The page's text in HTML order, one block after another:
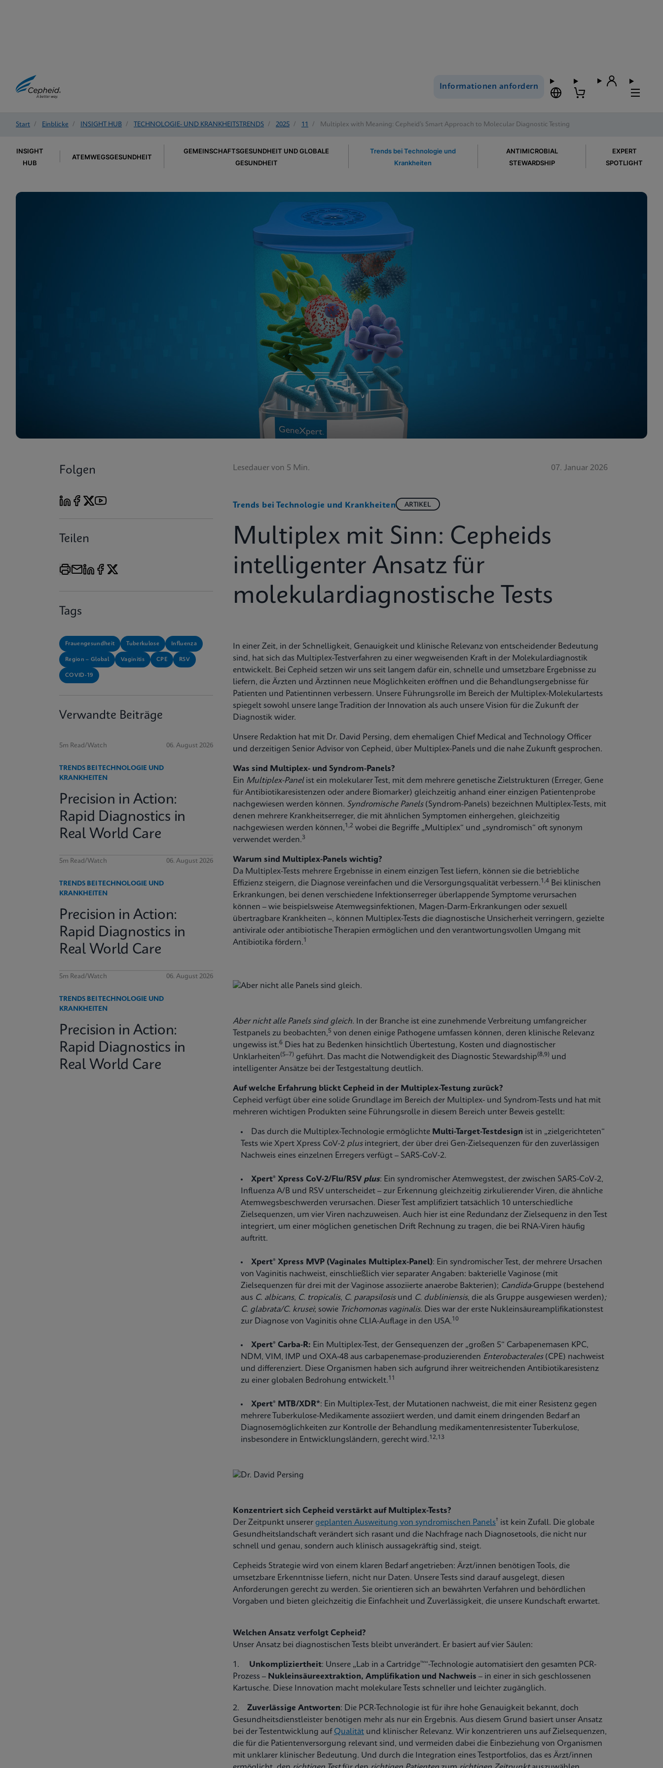
Informationen anfordern
Start / Einblicke / INSIGHT HUB / TECHNOLOGIE- UND KRANKHEITSTRENDS / 2025 / 11 / Multiplex with Meaning: Cepheid’s Smart Approach to Molecular Diagnostic Testing
INSIGHT
HUB
ATEMWEGSGESUNDHEIT
GEMEINSCHAFTSGESUNDHEIT UND GLOBALE
GESUNDHEIT
Trends bei Technologie und
Krankheiten
ANTIMICROBIAL
STEWARDSHIP
EXPERT
SPOTLIGHT
Folgen
Teilen
Tags
Frauengesundheit Tuberkulose Influenza
Region – Global Vaginitis CPE RSV
COVID-19
Verwandte Beiträge
5m Read/Watch 06. August 2026
TRENDS BEI TECHNOLOGIE UND
KRANKHEITEN
Precision in Action:
Rapid Diagnostics in
Real World Care
5m Read/Watch 06. August 2026
TRENDS BEI TECHNOLOGIE UND
KRANKHEITEN
Precision in Action:
Rapid Diagnostics in
Real World Care
5m Read/Watch 06. August 2026
TRENDS BEI TECHNOLOGIE UND
KRANKHEITEN
Precision in Action:
Rapid Diagnostics in
Real World Care
Lesedauer von 5 Min. 07. Januar 2026
Trends bei Technologie und Krankheiten ARTIKEL
Multiplex mit Sinn: Cepheids
intelligenter Ansatz für
molekulardiagnostische Tests
In einer Zeit, in der Schnelligkeit, Genauigkeit und klinische Relevanz von entscheidender Bedeutung
sind, hat sich das Multiplex-Testverfahren zu einer wegweisenden Kraft in der Molekulardiagnostik
entwickelt. Bei Cepheid setzen wir uns seit langem dafür ein, schnelle und umsetzbare Ergebnisse zu
liefern, die Ärzten und Ärztinnen neue Möglichkeiten eröffnen und die Behandlungsergebnisse für
Patienten und Patientinnen verbessern. Unsere Führungsrolle im Bereich der Multiplex-Molekulartests
spiegelt sowohl unsere lange Tradition der Innovation als auch unsere Vision für die Zukunft der
Diagnostik wider.
Unsere Redaktion hat mit Dr. David Persing, dem ehemaligen Chief Medical and Technology Officer
und derzeitigen Senior Advisor von Cepheid, über Multiplex-Panels und die nahe Zukunft gesprochen.
Was sind Multiplex- und Syndrom-Panels?
Ein Multiplex-Panelist ein molekularer Test, mit dem mehrere genetische Zielstrukturen (Erreger, Gene
für Antibiotikaresistenzen oder andere Biomarker) gleichzeitig anhand einer einzigen Patientenprobe
nachgewiesen werden können. Syndromische Panels(Syndrom-Panels) bezeichnen Multiplex-Tests, mit
denen mehrere Krankheitserreger, die mit ähnlichen Symptomen einhergehen, gleichzeitig
nachgewiesen werden können,1,2 wobei die Begriffe „Multiplex“ und „syndromisch“ oft synonym
verwendet werden.3
Warum sind Multiplex-Panels wichtig?
Da Multiplex-Tests mehrere Ergebnisse in einem einzigen Test liefern, können sie die betriebliche
Effizienz steigern, die Diagnose vereinfachen und die Versorgungsqualität verbessern.1,4 Bei klinischen
Erkrankungen, bei denen verschiedene Infektionserreger überlappende Symptome verursachen
können – wie beispielsweise Atemwegsinfektionen, Magen-Darm-Erkrankungen oder sexuell
übertragbare Krankheiten –, können Multiplex-Tests die diagnostische Unsicherheit verringern, gezielte
antivirale oder antibiotische Therapien ermöglichen und den verantwortungsvollen Umgang mit
Antibiotika fördern.1
Aber nicht alle Panels sind gleich. In der Branche ist eine zunehmende Verbreitung umfangreicher
Testpanels zu beobachten,5 von denen einige Pathogene umfassen können, deren klinische Relevanz
ungewiss ist.6 Dies hat zu Bedenken hinsichtlich Übertestung, Kosten und diagnostischer
Unklarheiten(5–7) geführt. Das macht die Notwendigkeit des Diagnostic Stewardship(8,9) und
intelligenter Ansätze bei der Testgestaltung deutlich.
Auf welche Erfahrung blickt Cepheid in der Multiplex-Testung zurück?
Cepheid verfügt über eine solide Grundlage im Bereich der Multiplex- und Syndrom-Tests und hat mit
mehreren wichtigen Produkten seine Führungsrolle in diesem Bereich unter Beweis gestellt:
Das durch die Multiplex-Technologie ermöglichte Multi-Target-Testdesign ist in „zielgerichteten“
Tests wie Xpert Xpress CoV-2 plusintegriert, der über drei Gen-Zielsequenzen für den zuverlässigen
Nachweis eines einzelnen Erregers verfügt – SARS-CoV-2.
Xpert® Xpress CoV-2/Flu/RSV plus: Ein syndromischer Atemwegstest, der zwischen SARS-CoV-2,
Influenza A/B und RSV unterscheidet – zur Erkennung gleichzeitig zirkulierender Viren, die ähnliche
Atemwegsbeschwerden verursachen. Dieser Test amplifiziert tatsächlich 10 unterschiedliche
Zielsequenzen, um vier Viren nachzuweisen. Auch hier ist eine Redundanz der Zielsequenz in den Test
integriert, um einer möglichen genetischen Drift Rechnung zu tragen, die bei RNA-Viren häufig
auftritt.
Xpert® Xpress MVP (Vaginales Multiplex-Panel): Ein syndromischer Test, der mehrere Ursachen
von Vaginitis nachweist, einschließlich vier separater Angaben: bakterielle Vaginose (mit
Zielsequenzen für drei mit der Vaginose assoziierte anaerobe Bakterien); Candida-Gruppe (bestehend
aus C. albicans, C. tropicalis, C. parapsilosisund C. dubliniensis, die als Gruppe ausgewiesen werden);
C. glabrata/C. krusei; sowie Trichomonas vaginalis. Dies war der erste Nukleinsäureamplifikationstest
zur Diagnose von Vaginitis ohne CLIA-Auflage in den USA.10
Xpert® Carba-R: Ein Multiplex-Test, der Gensequenzen der „großen 5“ Carbapenemasen KPC,
NDM, VIM, IMP und OXA-48 aus carbapenemase-produzierenden Enterobacterales(CPE) nachweist
und differenziert. Diese Organismen haben sich aufgrund ihrer weitreichenden Antibiotikaresistenz
zu einer globalen Bedrohung entwickelt.11
Xpert® MTB/XDR*: Ein Multiplex-Test, der Mutationen nachweist, die mit einer Resistenz gegen
mehrere Tuberkulose-Medikamente assoziiert werden, und damit einem dringenden Bedarf an
Diagnosemöglichkeiten zur Kontrolle der Behandlung medikamentenresistenter Tuberkulose,
insbesondere in Entwicklungsländern, gerecht wird.12,13
Konzentriert sich Cepheid verstärkt auf Multiplex-Tests?
Der Zeitpunkt unserer geplanten Ausweitung von syndromischen Panels† ist kein Zufall. Die globale
Gesundheitslandschaft verändert sich rasant und die Nachfrage nach Diagnosetools, die nicht nur
schnell und genau, sondern auch klinisch aussagekräftig sind, steigt.
Cepheids Strategie wird von einem klaren Bedarf angetrieben: Ärzt/innen benötigen Tools, die
umsetzbare Erkenntnisse liefern, nicht nur Daten. Unsere Tests sind darauf ausgelegt, diesen
Anforderungen gerecht zu werden. Sie orientieren sich an bewährten Verfahren und behördlichen
Vorgaben und bieten gleichzeitig die Einfachheit und Zuverlässigkeit, die unsere Kundschaft erwartet.
Welchen Ansatz verfolgt Cepheid?
Unser Ansatz bei diagnostischen Tests bleibt unverändert. Er basiert auf vier Säulen:
1. Unkompliziertheit: Unsere „Lab in a Cartridge™“-Technologie automatisiert den gesamten PCR-
Prozess – Nukleinsäureextraktion, Amplifikation und Nachweis – in einer in sich geschlossenen
Kartusche. Diese Innovation macht molekulare Tests schneller und leichter zugänglich.
2. Zuverlässige Antworten: Die PCR-Technologie ist für ihre hohe Genauigkeit bekannt, doch
Gesundheitsdienstleister benötigen mehr als nur ein Ergebnis. Aus diesem Grund basiert unser Ansatz
bei der Testentwicklung auf Qualität und klinischer Relevanz. Wir konzentrieren uns auf Zielsequenzen,
die für die Patientenversorgung relevant sind, und vermeiden dabei die Einbeziehung von Organismen
mit unklarer klinischer Bedeutung. Und durch die Integration eines Testportfolios, das es Ärzt/innen